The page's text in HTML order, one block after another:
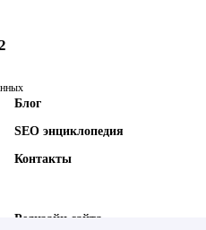
Блог
SEO энциклопедия
Контакты
Редизайн сайта